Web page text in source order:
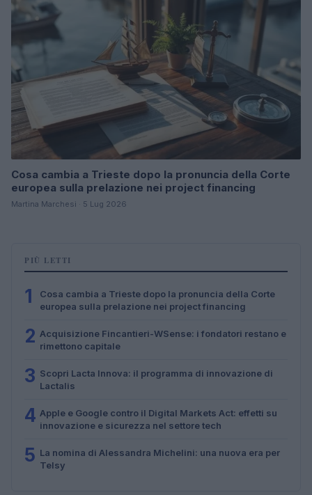
Cosa cambia a Trieste dopo la pronuncia della Corte
europea sulla prelazione nei project financing
Martina Marchesi · 5 Lug 2026
PIÙ LETTI
1
Cosa cambia a Trieste dopo la pronuncia della Corte
europea sulla prelazione nei project financing
2 Acquisizione Fincantieri-WSense: i fondatori restano e
rimettono capitale
3 Scopri Lacta Innova: il programma di innovazione di
Lactalis
4 Apple e Google contro il Digital Markets Act: effetti su
innovazione e sicurezza nel settore tech
5 La nomina di Alessandra Michelini: una nuova era per
Telsy